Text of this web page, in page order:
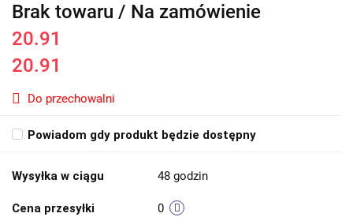
Brak towaru / Na zamówienie
20.91
20.91
Do przechowalni
Powiadom gdy produkt będzie dostępny
Wysyłka w ciągu 48 godzin
Cena przesyłki 0